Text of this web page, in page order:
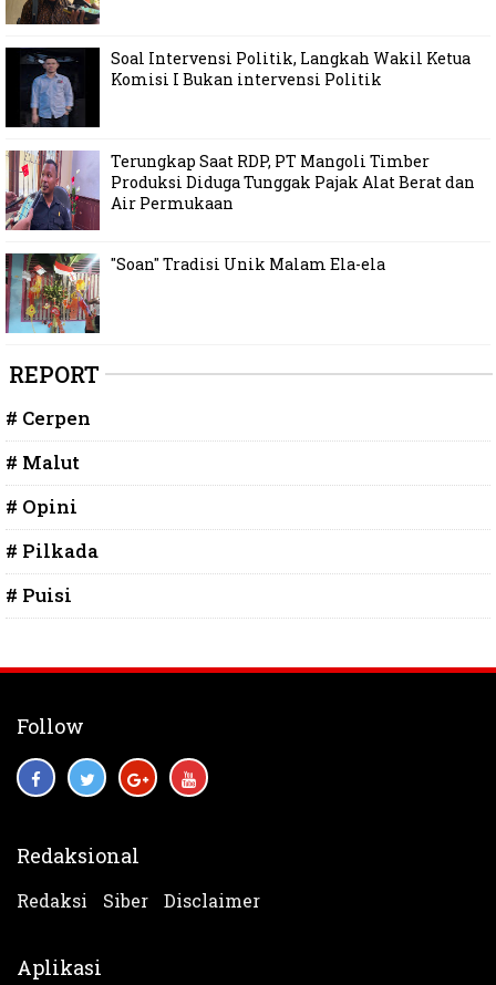
Soal Intervensi Politik, Langkah Wakil Ketua
Komisi I Bukan intervensi Politik
Terungkap Saat RDP, PT Mangoli Timber
Produksi Diduga Tunggak Pajak Alat Berat dan
Air Permukaan
"Soan" Tradisi Unik Malam Ela-ela
REPORT
# Cerpen
# Malut
# Opini
# Pilkada
# Puisi
Follow
Redaksional
Redaksi Siber Disclaimer
Aplikasi